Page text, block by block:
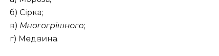
б) Сірка;
в) Многогрішного;
г) Медвина.